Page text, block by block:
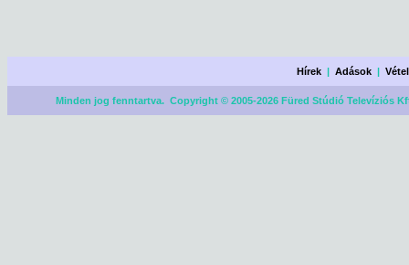
Hírek |Adások |
Minden jog fenntartva. Copyright © 2005-2026 Füred Stúdió Televíziós